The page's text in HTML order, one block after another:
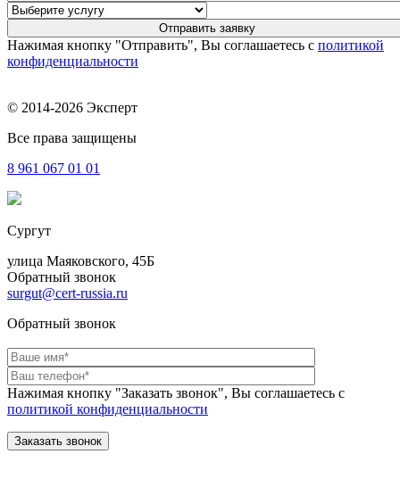
Нажимая кнопку "Отправить", Вы соглашаетесь с политикой
конфиденциальности
© 2014-2026 Эксперт
Все права защищены
8 961 067 01 01
Сургут
улица Маяковского, 45Б
Обратный звонок
surgut@cert-russia.ru
Обратный звонок
Нажимая кнопку "Заказать звонок", Вы соглашаетесь с
политикой конфиденциальности